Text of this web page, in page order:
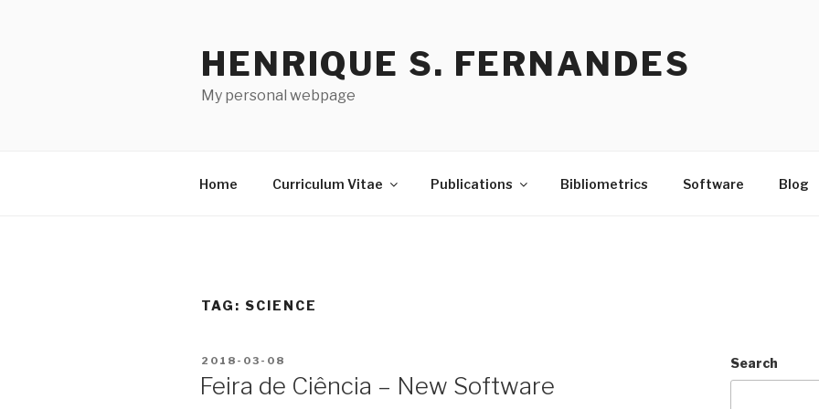
HENRIQUE S. FERNANDES
My personal webpage
Home Curriculum Vitae Publications Bibliometrics Software Blog
TAG: SCIENCE
POSTED
2018-03-08
Feira de Ciência – New Software
Search